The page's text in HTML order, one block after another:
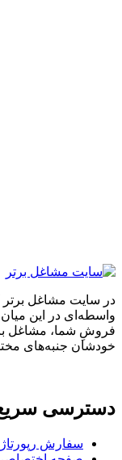
مشاغل برتر
در این میان
شما، مشاغل برتر هیچ
جنبه‌های مختلف
سریع
سفارش رپورتاژ آگهی